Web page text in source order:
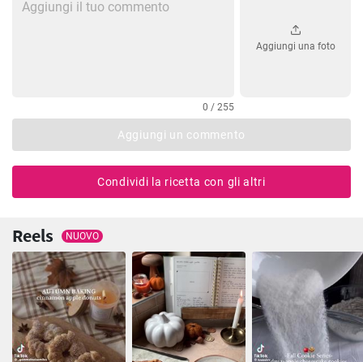
0 / 255
Aggiungi una foto
Aggiungi un commento
Condividi la ricetta con gli altri
Reels NUOVO